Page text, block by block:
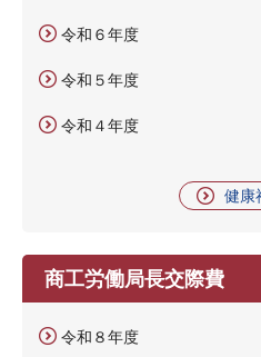
令和６年度
令和５年度
令和４年度
健康
商工労働局長交際費
令和８年度